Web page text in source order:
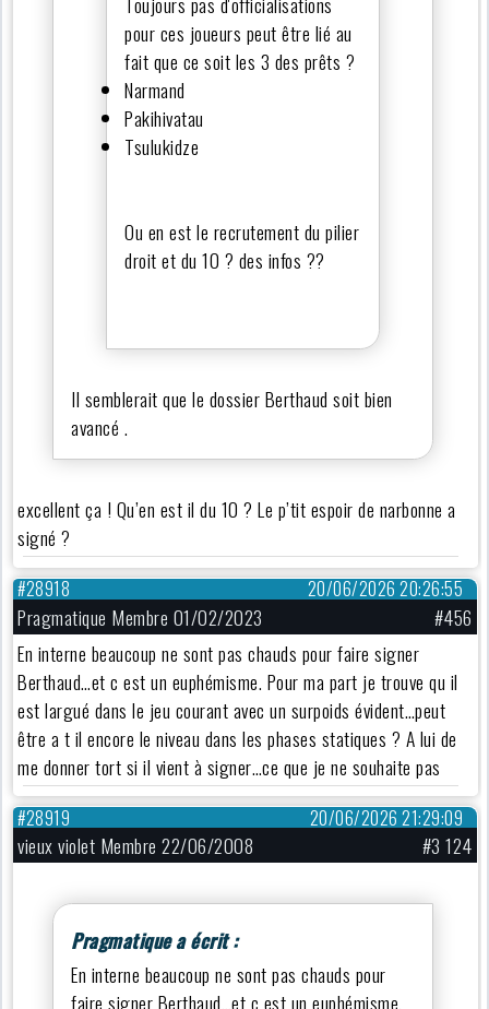
pour ces joueurs peut être lié au
fait que ce soit les 3 des prêts ?
Narmand
Pakihivatau
Tsulukidze
Ou en est le recrutement du pilier
droit et du 10 ? des infos ??
Il semblerait que le dossier Berthaud soit bien
avancé .
excellent ça ! Qu’en est il du 10 ? Le p’tit espoir de narbonne a
signé ?
20/06/2026 20:26:55
#28918
Pragmatique Membre 01/02/2023
#456
En interne beaucoup ne sont pas chauds pour faire signer
Berthaud…et c est un euphémisme. Pour ma part je trouve qu il
est largué dans le jeu courant avec un surpoids évident…peut
être a t il encore le niveau dans les phases statiques ? A lui de
me donner tort si il vient à signer…ce que je ne souhaite pas
20/06/2026 21:29:09
#28919
vieux violet Membre 22/06/2008 #3 124
Pragmatique a écrit :
En interne beaucoup ne sont pas chauds pour
faire signer Berthaud…et c est un euphémisme.